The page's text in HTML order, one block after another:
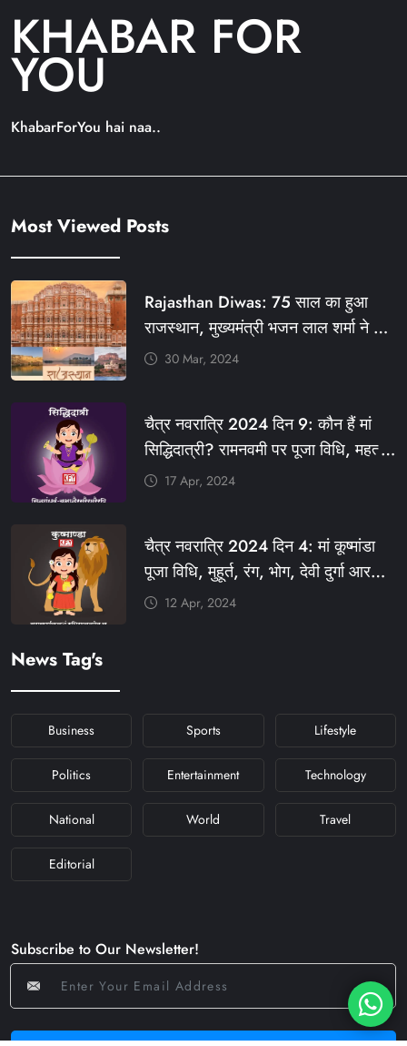
KHABAR FOR
YOU
KhabarForYou hai naa..
Most Viewed Posts
Rajasthan Diwas: 75 साल का हुआ
राजस्थान, मुख्यमंत्री भजन लाल शर्मा ने दी
बधाई, आज फ्री रहेंगी ये सेवाएं
#KHABARFORYOU #KFYNEWS
#KFYSOCIAL
30 Mar, 2024
चैत्र नवरात्रि 2024 दिन 9: कौन हैं मां
सिद्धिदात्री? रामनवमी पर पूजा विधि, महत्व,
रंग, प्रसाद #KFY #KFYNEWS
#NAVRATRIDAY
17 Apr, 2024
चैत्र नवरात्रि 2024 दिन 4: मां कूष्मांडा
पूजा विधि, मुहूर्त, रंग, भोग, देवी दुर्गा आरती
और मंत्र #KFY #KFYNEWS
12 Apr, 2024
News Tag's
Business Sports Lifestyle
Politics Entertainment Technology
National World Travel
Editorial
Subscribe to Our Newsletter!